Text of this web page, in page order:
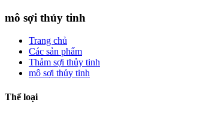
mô sợi thủy tinh
Trang chủ
Các sản phẩm
Thảm sợi thủy tinh
mô sợi thủy tinh
Thể loại